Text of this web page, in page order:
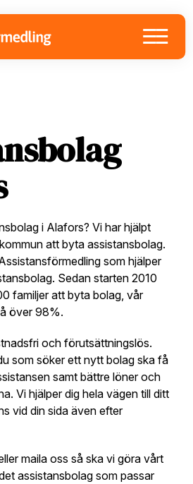
i Alafors? Vi har hjälpt
att byta assistansbolag.
som hjälper
Sedan starten 2010
familjer att byta bolag, vår
över 98%.
och förutsättningslös.
som söker ett nytt bolag ska få
samt bättre löner och
Vi hjälper dig hela vägen till ditt
vid din sida även efter
maila oss så ska vi göra vårt
assistansbolag som passar